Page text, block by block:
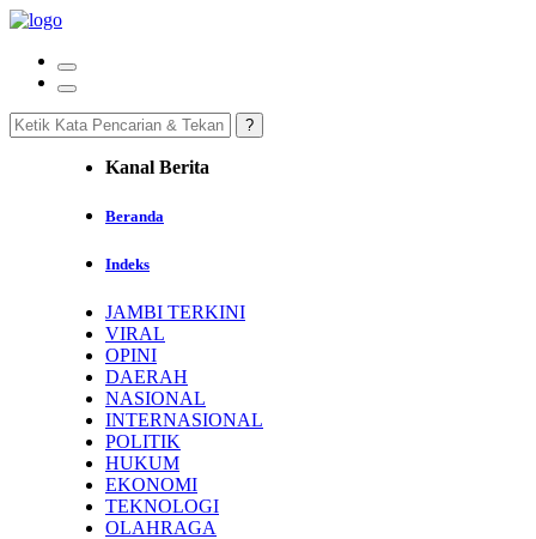
Kanal Berita
Beranda
Indeks
JAMBI TERKINI
VIRAL
OPINI
DAERAH
NASIONAL
INTERNASIONAL
POLITIK
HUKUM
EKONOMI
TEKNOLOGI
OLAHRAGA